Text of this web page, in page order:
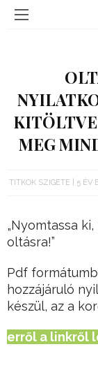
KITÖLTVE
MEG
TITKOK SZIGETE 5 ÉV
„Nyomtassa
oltásra!”
Pdf
hozzájáruló
készül, az a
erről a linkről